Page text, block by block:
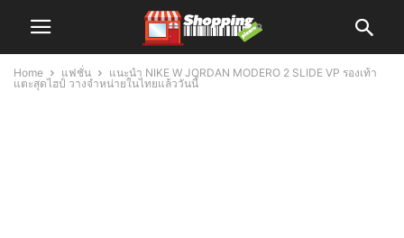
Home แฟชั่น
แนะนำ NIKE W JORDAN MODERO 2 SLIDE VP รองเท้า
แตะสุดไฮป์ วางจำหน่ายในไทยแล้ววันนี้